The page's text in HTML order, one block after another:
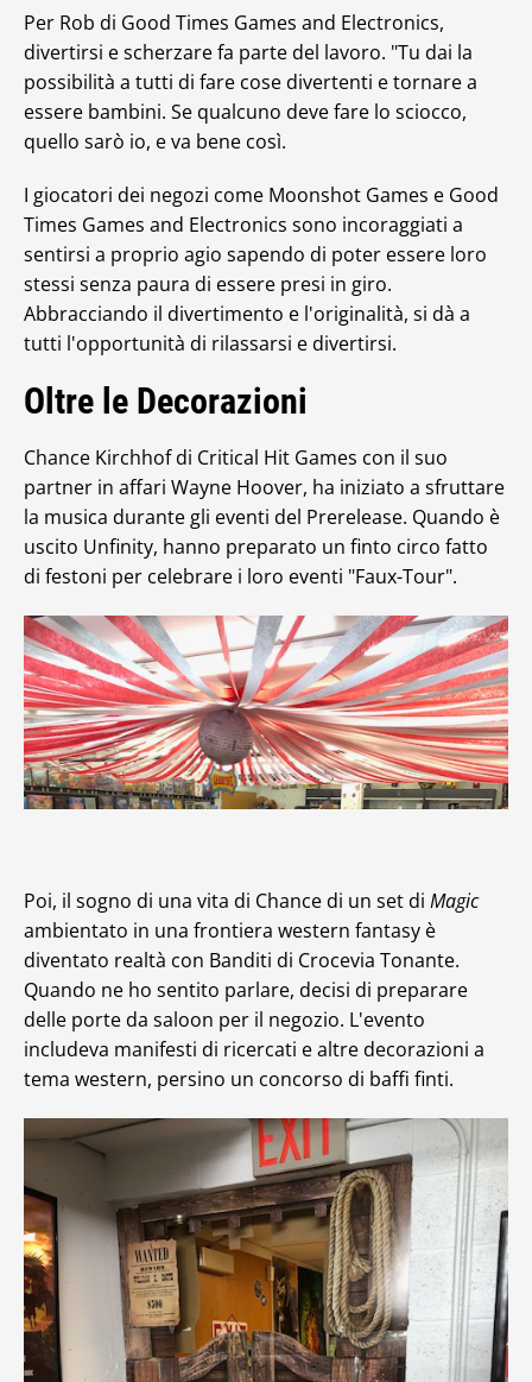
Per Rob di Good Times Games and Electronics,
divertirsi e scherzare fa parte del lavoro. "Tu dai la
possibilità a tutti di fare cose divertenti e tornare a
essere bambini. Se qualcuno deve fare lo sciocco,
quello sarò io, e va bene così.
I giocatori dei negozi come Moonshot Games e Good
Times Games and Electronics sono incoraggiati a
sentirsi a proprio agio sapendo di poter essere loro
stessi senza paura di essere presi in giro.
Abbracciando il divertimento e l'originalità, si dà a
tutti l'opportunità di rilassarsi e divertirsi.
Oltre le Decorazioni
Chance Kirchhof di Critical Hit Games con il suo
partner in affari Wayne Hoover, ha iniziato a sfruttare
la musica durante gli eventi del Prerelease. Quando è
uscito Unfinity, hanno preparato un finto circo fatto
di festoni per celebrare i loro eventi "Faux-Tour".
Poi, il sogno di una vita di Chance di un set di Magic
ambientato in una frontiera western fantasy è
diventato realtà con Banditi di Crocevia Tonante.
Quando ne ho sentito parlare, decisi di preparare
delle porte da saloon per il negozio. L'evento
includeva manifesti di ricercati e altre decorazioni a
tema western, persino un concorso di baffi finti.